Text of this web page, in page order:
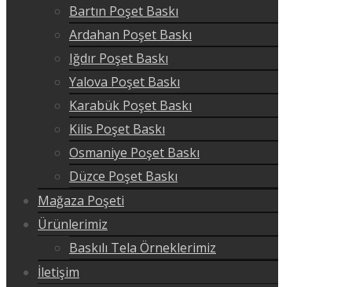
Bartın Poşet Baskı
Ardahan Poşet Baskı
Iğdır Poşet Baskı
Yalova Poşet Baskı
Karabük Poşet Baskı
Kilis Poşet Baskı
Osmaniye Poşet Baskı
Düzce Poşet Baskı
Mağaza Poşeti
Ürünlerimiz
Baskılı Tela Örneklerimiz
İletişim